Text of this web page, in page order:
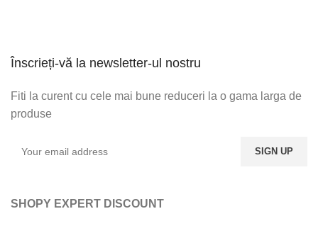
Înscrieți-vă la newsletter-ul nostru
Fiti la curent cu cele mai bune reduceri la o gama larga de
produse
SHOPY EXPERT DISCOUNT